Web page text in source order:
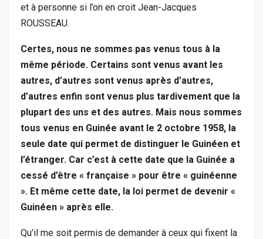
et à personne si l’on en croit Jean-Jacques
ROUSSEAU.
Certes, nous ne sommes pas venus tous à la
même période. Certains sont venus avant les
autres, d’autres sont venus après d’autres,
d’autres enfin sont venus plus tardivement que la
plupart des uns et des autres. Mais nous sommes
tous venus en Guinée avant le 2 octobre 1958, la
seule date qui permet de distinguer le Guinéen et
l’étranger. Car c’est à cette date que la Guinée a
cessé d’être « française » pour être « guinéenne
». Et même cette date, la loi permet de devenir «
Guinéen » après elle.
Qu’il me soit permis de demander à ceux qui fixent la